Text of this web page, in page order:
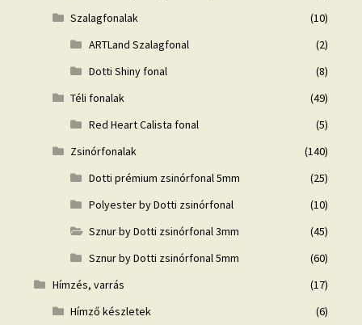
Szalagfonalak
(10)
ARTLand Szalagfonal
(2)
Dotti Shiny fonal
(8)
Téli fonalak
(49)
Red Heart Calista fonal
(5)
Zsinórfonalak
(140)
Dotti prémium zsinórfonal 5mm
(25)
Polyester by Dotti zsinórfonal
(10)
Sznur by Dotti zsinórfonal 3mm
(45)
Sznur by Dotti zsinórfonal 5mm
(60)
Hímzés, varrás
(17)
Hímző készletek
(6)